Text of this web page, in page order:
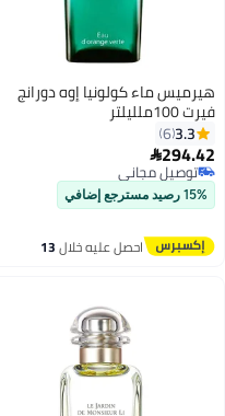
هيرميس ماء كولونيا إوه دورانج
فيرت 100ملليلتر
3.3
6
294.42
توصيل مجاني
توصيل مجاني
15% رصيد مسترجع إضافي
احصل عليه خلال13